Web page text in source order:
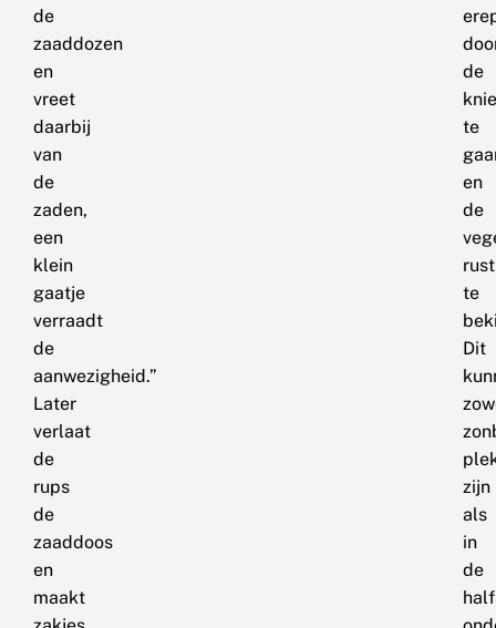
de
zaaddozen
en
vreet
daarbij
van
de
zaden,
een
klein
gaatje
verraadt
de
aanwezigheid.”
Later
verlaat
de
rups
de
zaaddoos
en
maakt
de
te
en
de
te
Dit
zijn
als
in
de